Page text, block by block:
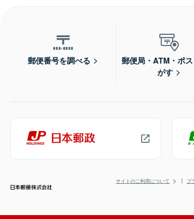
郵便番号を調べる
郵便局・ATM・ポ
がす
サイトのご利用について プ